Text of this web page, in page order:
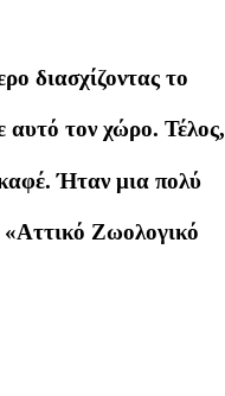
διασχίζοντας το
αυτό τον χώρο. Τέλος,
Ήταν μια πολύ
«Αττικό Ζωολογικό